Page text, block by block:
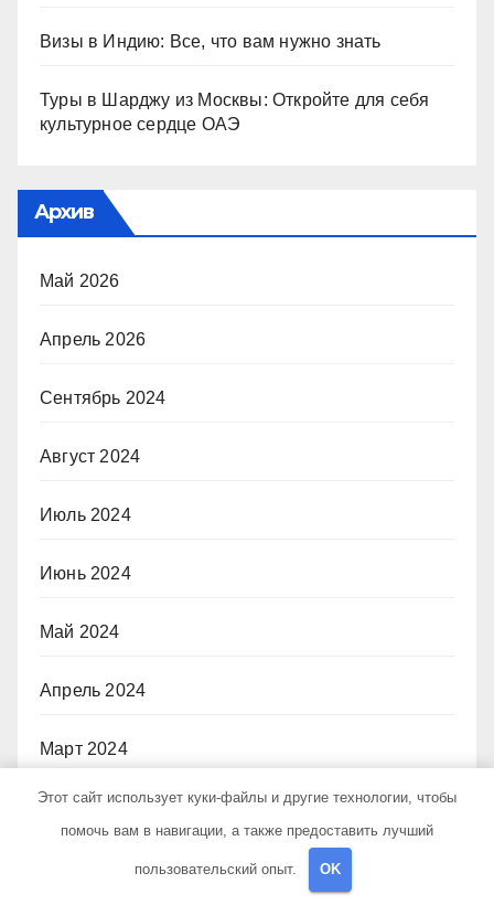
Визы в Индию: Все, что вам нужно знать
Туры в Шарджу из Москвы: Откройте для себя
культурное сердце ОАЭ
Архив
Май 2026
Апрель 2026
Сентябрь 2024
Август 2024
Июль 2024
Июнь 2024
Май 2024
Апрель 2024
Март 2024
Февраль 2024
Январь 2024
Этот сайт использует куки-файлы и другие технологии, чтобы
помочь вам в навигации, а также предоставить лучший
пользовательский опыт. OK